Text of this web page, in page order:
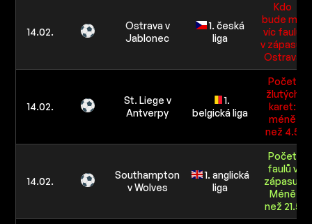
14.02.
Ostrava v
Jablonec
1. česká
liga
Kdo
bude mít
víc faulů
v zápasu:
Ostrava
14.02.
St. Liege v
Antverpy
1.
belgická liga
Počet
žlutých
karet:
méně
než 4.5
14.02.
Southampton
v Wolves
1. anglická
liga
Počet
faulů v
zápasu:
Méně
než 21.5